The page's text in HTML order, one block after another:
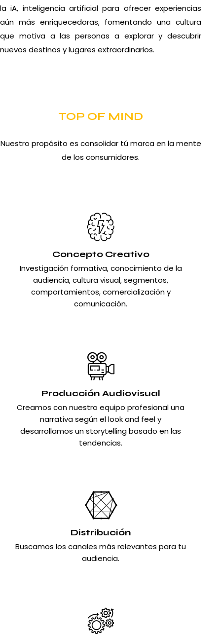
la iA, inteligencia artificial para ofrecer experiencias
aún más enriquecedoras, fomentando una cultura
que motiva a las personas a explorar y descubrir
nuevos destinos y lugares extraordinarios.
TOP OF MIND
Nuestro propósito es consolidar tú marca en la mente
de los consumidores.
Concepto Creativo
Investigación formativa, conocimiento de la
audiencia, cultura visual, segmentos,
comportamientos, comercialización y
comunicación.
Producción Audiovisual
Creamos con nuestro equipo profesional una
narrativa según el look and feel y
desarrollamos un storytelling basado en las
tendencias.
Distribución
Buscamos los canales más relevantes para tu
audiencia.